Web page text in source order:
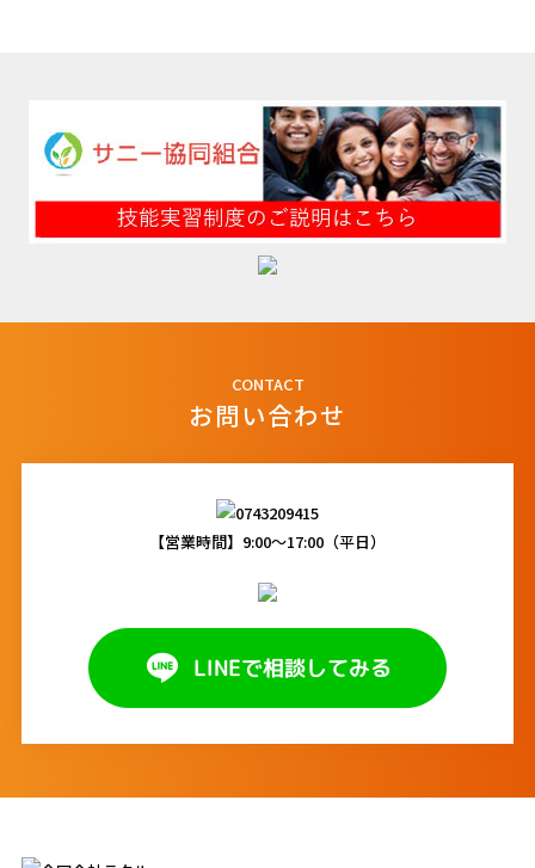
CONTACT
お問い合わせ
【営業時間】9:00～17:00（平日）